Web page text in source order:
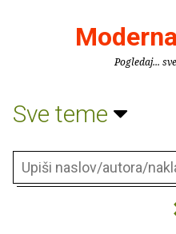
Pogledaj...
Sve teme